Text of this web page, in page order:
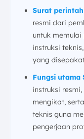
5.
6. Kurangnya
Buat,
dengan Software
Kesimpulan
Surat
resmi dari
untuk memulai
instruksi
yang
Fungsi utama
instruksi
mengikat,
teknis guna
pengerjaan